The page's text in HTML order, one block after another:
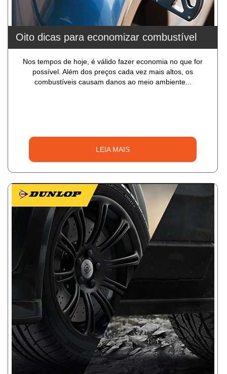
Oito dicas para economizar combustível
Nos tempos de hoje, é válido fazer economia no que for
possível. Além dos preços cada vez mais altos, os
combustíveis causam danos ao meio ambiente...
LEIA MAIS